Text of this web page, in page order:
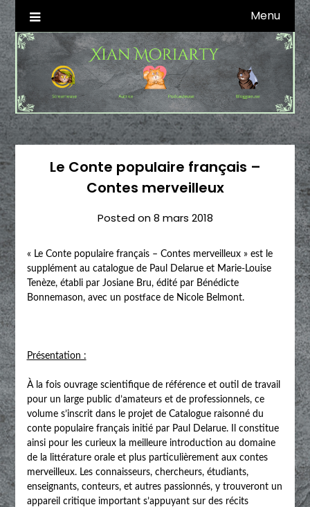
Skip
to
content
Xian Moriarty
Autrice SFFF & Blogueuse & Streameuse Menu
Le Conte populaire français –
Contes merveilleux
Posted on8 mars 2018
« Le Conte populaire français – Contes merveilleux » est le
supplément au catalogue de Paul Delarue et Marie-Louise
Tenèze, établi par Josiane Bru, édité par Bénédicte
Bonnemason, avec un postface de Nicole Belmont.
Présentation :
À la fois ouvrage scientifique de référence et outil de travail
pour un large public d’amateurs et de professionnels, ce
volume s’inscrit dans le projet de Catalogue raisonné du
conte populaire français initié par Paul Delarue. Il constitue
ainsi pour les curieux la meilleure introduction au domaine
de la littérature orale et plus particulièrement aux contes
merveilleux. Les connaisseurs, chercheurs, étudiants,
enseignants, conteurs, et autres passionnés, y trouveront un
appareil critique important s’appuyant sur des récits